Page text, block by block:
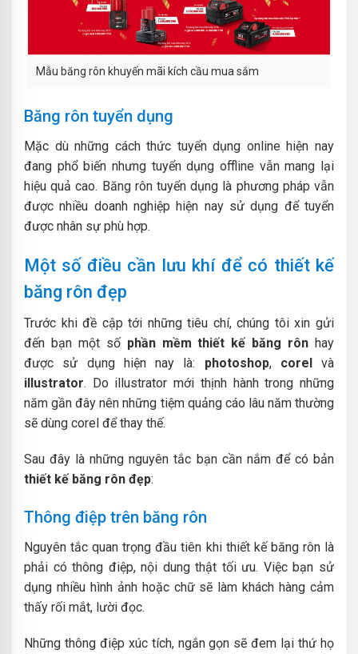
Mẫu băng rôn khuyến mãi kích cầu mua sắm
Băng rôn tuyển dụng
Mặc dù những cách thức tuyển dụng online hiện nay
đang phổ biến nhưng tuyển dụng offline vẫn mang lại
hiệu quả cao. Băng rôn tuyển dụng là phương pháp vẫn
được nhiều doanh nghiệp hiện nay sử dụng để tuyển
được nhân sự phù hợp.
Một số điều cần lưu khí để có thiết kế
băng rôn đẹp
Trước khi đề cập tới những tiêu chí, chúng tôi xin gửi
đến bạn một số phần mềm thiết kế băng rôn hay
được sử dụng hiện nay là: photoshop, corelvà
illustrator. Do illustrator mới thịnh hành trong những
năm gần đây nên những tiệm quảng cáo lâu năm thường
sẽ dùng corel để thay thế.
Sau đây là những nguyên tắc bạn cần nắm để có bản
thiết kế băng rôn đẹp:
Thông điệp trên băng rôn
Nguyên tắc quan trọng đầu tiên khi thiết kế băng rôn là
phải có thông điệp, nội dung thật tối ưu. Việc bạn sử
dụng nhiều hình ảnh hoặc chữ sẽ làm khách hàng cảm
thấy rối mắt, lười đọc.
Những thông điệp xúc tích, ngắn gọn sẽ đem lại thứ họ